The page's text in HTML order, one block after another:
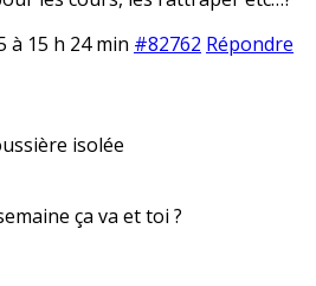
à 15 h 24 min #82762 Répondre
isolée
ça va et toi ?